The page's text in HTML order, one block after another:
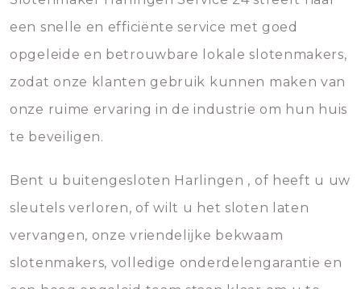
een snelle en efficiënte service met goed
opgeleide en betrouwbare lokale slotenmakers,
zodat onze klanten gebruik kunnen maken van
onze ruime ervaring in de industrie om hun huis
te beveiligen.
Bent u buitengesloten Harlingen , of heeft u uw
sleutels verloren, of wilt u het sloten laten
vervangen, onze vriendelijke bekwaam
slotenmakers, volledige onderdelengarantie en